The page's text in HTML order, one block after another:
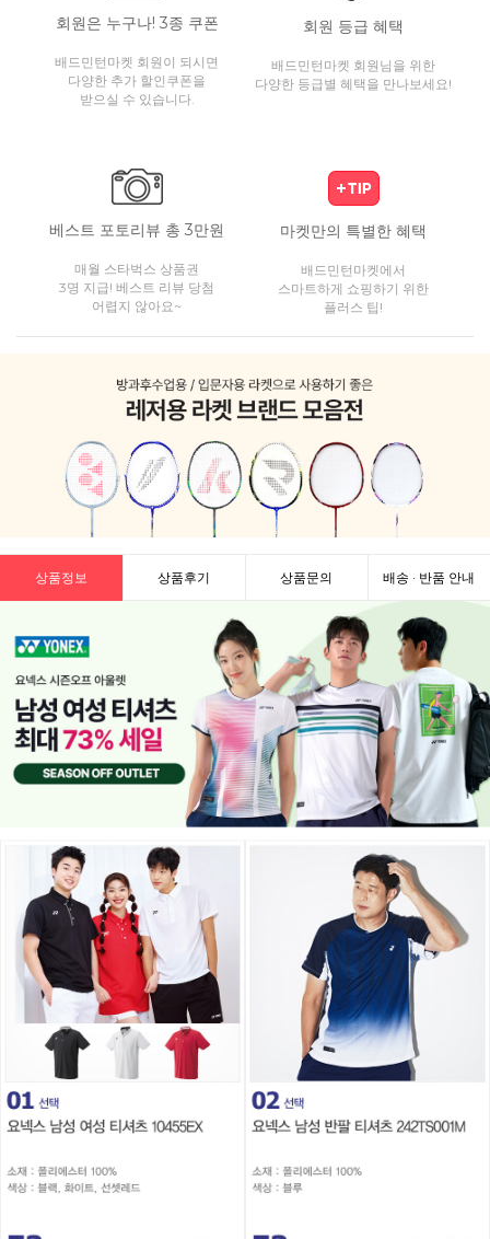
회원은 누구나! 3종 쿠폰
배드민턴마켓 회원이 되시면
다양한 추가 할인쿠폰을
받으실 수 있습니다.
회원 등급 혜택
배드민턴마켓 회원님을 위한
다양한 등급별 혜택을 만나보세요!
베스트 포토리뷰 총 3만원
매월 스타벅스 상품권
3명 지급! 베스트 리뷰 당첨
어렵지 않아요~
마켓만의 특별한 혜택
배드민턴마켓에서
스마트하게 쇼핑하기 위한
플러스 팁!
상품정보 상품후기 상품문의 배송 · 반품 안내